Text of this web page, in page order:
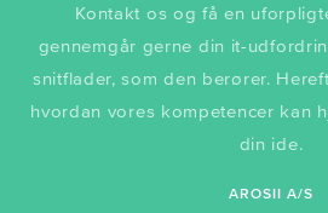
Kontakt os og få en
gennemgår gerne din it-
snitflader, som den berører.
hvordan vores kompetencer kan
din ide.
AROSII A/S